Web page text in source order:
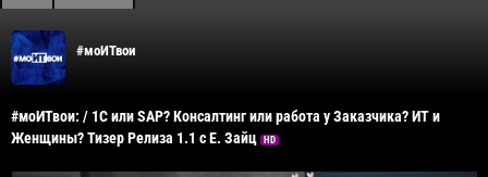
#моИТвои
#моИТвои: / 1С или SAP? Консалтинг или работа у Заказчика? ИТ и
Женщины? Тизер Релиза 1.1 c Е. Зайц
HD